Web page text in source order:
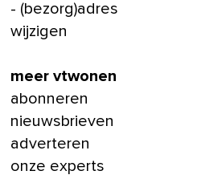
- (bezorg)adres
wijzigen
meer vtwonen
abonneren
nieuwsbrieven
adverteren
onze experts